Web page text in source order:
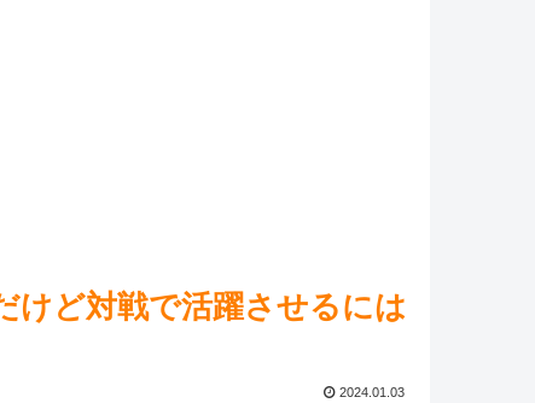
けど対戦で活躍させるには
2024.01.03